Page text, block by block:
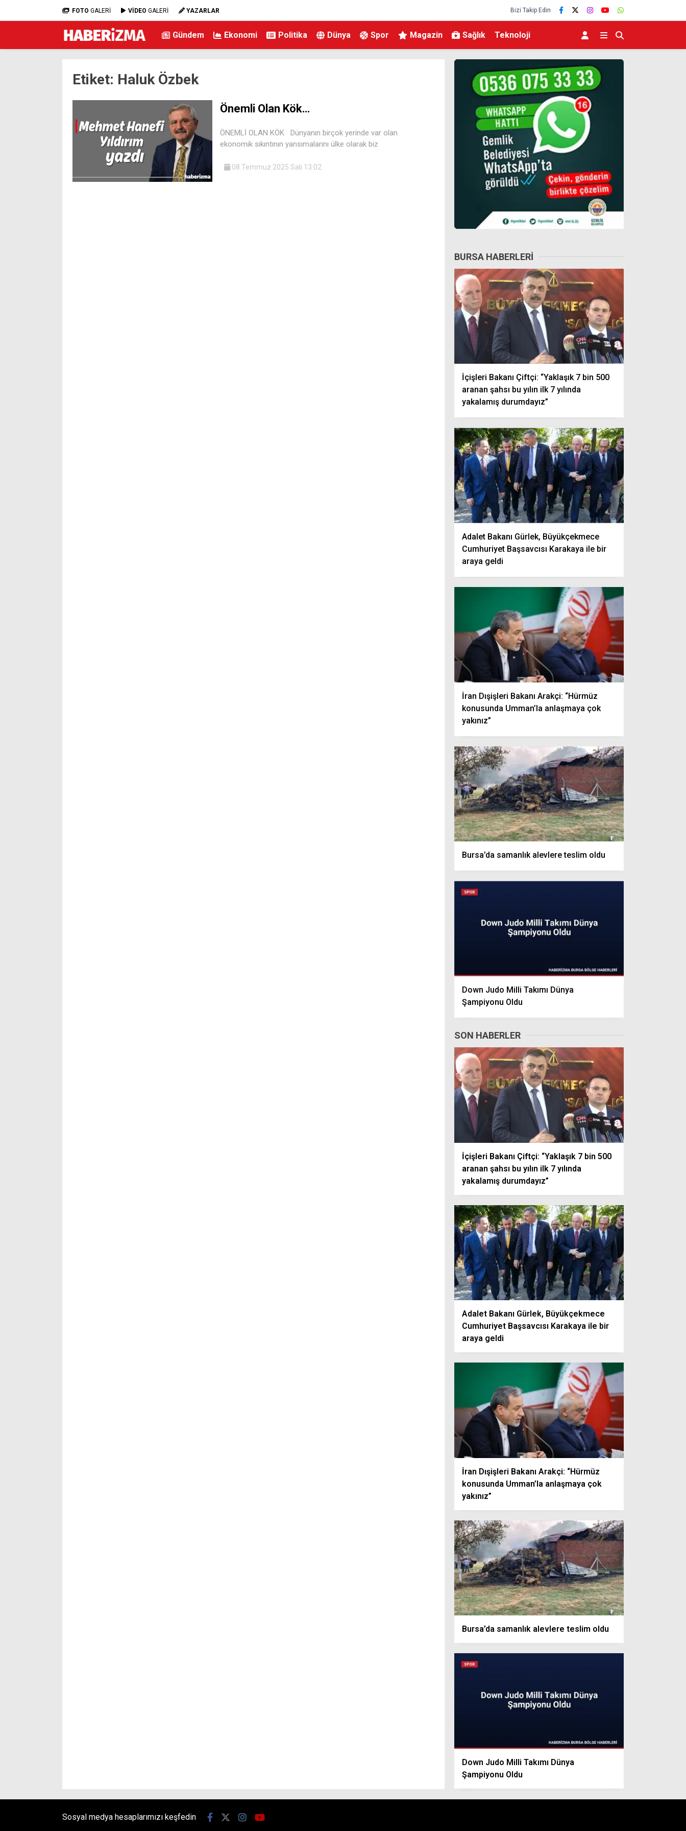
FOTO GALERİ VİDEO GALERİ YAZARLAR Bizi Takip Edin
Gündem Ekonomi Politika Dünya Spor Magazin Sağlık Teknoloji
Etiket: Haluk Özbek
Önemli Olan Kök…
ÖNEMLİ OLAN KÖK Dünyanın birçok yerinde var olan
ekonomik sıkıntının yansımalarını ülke olarak biz
08 Temmuz 2025 Salı 13:02
BURSA HABERLERI
İçişleri Bakanı Çiftçi: “Yaklaşık 7 bin 500
aranan şahsı bu yılın ilk 7 yılında
yakalamış durumdayız”
Adalet Bakanı Gürlek, Büyükçekmece
Cumhuriyet Başsavcısı Karakaya ile bir
araya geldi
İran Dışişleri Bakanı Arakçi: “Hürmüz
konusunda Umman’la anlaşmaya çok
yakınız”
Bursa’da samanlık alevlere teslim oldu
Down Judo Milli Takımı Dünya
Şampiyonu Oldu
SON HABERLER
İçişleri Bakanı Çiftçi: “Yaklaşık 7 bin 500
aranan şahsı bu yılın ilk 7 yılında
yakalamış durumdayız”
Adalet Bakanı Gürlek, Büyükçekmece
Cumhuriyet Başsavcısı Karakaya ile bir
araya geldi
İran Dışişleri Bakanı Arakçi: “Hürmüz
konusunda Umman’la anlaşmaya çok
yakınız”
Bursa’da samanlık alevlere teslim oldu
Down Judo Milli Takımı Dünya
Şampiyonu Oldu
Sosyal medya hesaplarımızı keşfedin